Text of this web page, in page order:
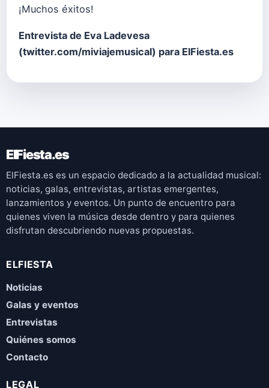
¡Muchos éxitos!
Entrevista de Eva Ladevesa
(twitter.com/miviajemusical) para ElFiesta.es
ElFiesta.es
ElFiesta.es es un espacio dedicado a la actualidad musical:
noticias, galas, entrevistas, artistas emergentes,
lanzamientos y eventos. Un punto de encuentro para
quienes viven la música desde dentro y para quienes
disfrutan descubriendo nuevas propuestas.
ELFIESTA
Noticias
Galas y eventos
Entrevistas
Quiénes somos
Contacto
LEGAL